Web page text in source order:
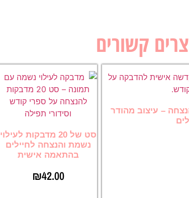
קשורים
והנצחה – עיצוב מהודר
סט של 20 מדבקות לעילוי
נשמת והנצחה לחיילים
בהתאמה אישית
₪42.00